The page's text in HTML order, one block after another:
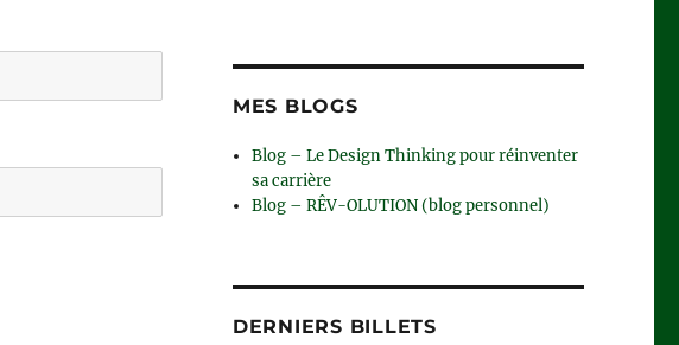
MES BLOGS
Blog – Le Design Thinking pour réinventer
sa carrière
Blog – RÊV-OLUTION (blog personnel)
DERNIERS BILLETS